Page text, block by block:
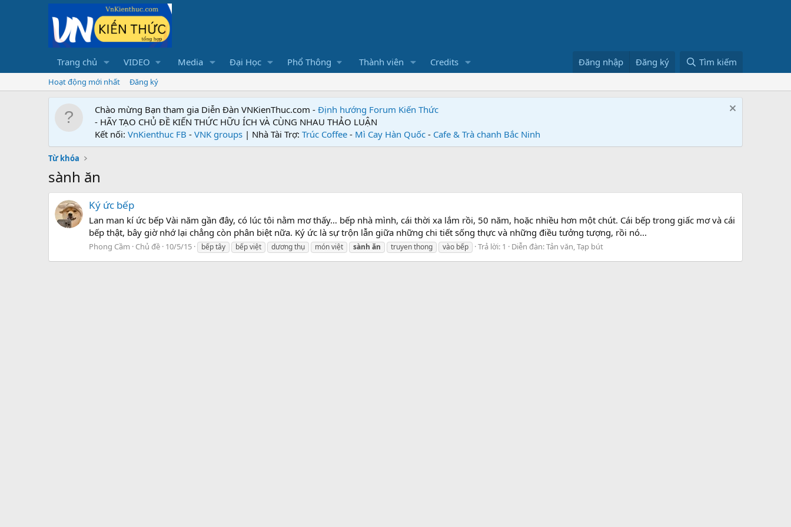
Trang chủ VIDEO Media Đại Học Phổ Thông Thành viên Credits Đăng nhập Đăng ký Tìm kiếm
Hoạt động mới nhất Đăng ký
Chào mừng Bạn tham gia Diễn Đàn VNKienThuc.com - Định hướng Forum Kiến Thức
- HÃY TẠO CHỦ ĐỀ KIẾN THỨC HỮU ÍCH VÀ CÙNG NHAU THẢO LUẬN
Kết nối: VnKienthuc FB - VNK groups | Nhà Tài Trợ: Trúc Coffee - Mì Cay Hàn Quốc - Cafe & Trà chanh Bắc Ninh
Từ khóa
sành ăn
Ký ức bếp
Lan man kí ức bếp Vài năm gần đây, có lúc tôi nằm mơ thấy… bếp nhà mình, cái thời xa lắm rồi, 50 năm, hoặc nhiều hơn một chút. Cái bếp trong giấc mơ và cái
bếp thật, bây giờ nhớ lại chẳng còn phân biệt nữa. Ký ức là sự trộn lẫn giữa những chi tiết sống thực và những điều tưởng tượng, rồi nó...
Phong Cầm Chủ đề 10/5/15 bếp tây bếp việt dương thụ món việt sành ăn truyen thong vào bếp Trả lời: 1 Diễn đàn:Tản văn, Tạp bút